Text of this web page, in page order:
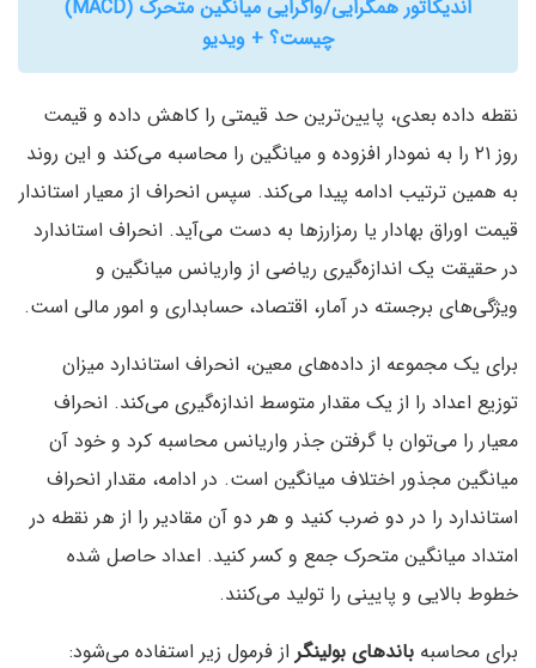
اندیکاتور همگرایی/واگرایی میانگین متحرک (MACD)
چیست؟ + ویدیو
نقطه داده بعدی‌، پایین‌ترین حد قیمتی را کاهش داده و قیمت
روز ۲۱ را به نمودار افزوده و میانگین را محاسبه می‌کند و این روند
به همین ترتیب ادامه پیدا می‌کند. سپس انحراف از معیار استاندار
قیمت اوراق بهادار یا رمزارزها به دست می‌آید. انحراف استاندارد
در حقیقت یک اندازه‌گیری ریاضی از واریانس میانگین و
ویژگی‌های برجسته در آمار‌، اقتصاد‌، حسابداری و امور مالی است.
برای یک مجموعه از داده‌های معین‌، انحراف استاندارد میزان
توزیع اعداد را از یک مقدار متوسط اندازه‌گیری می‌کند. انحراف
معیار را می‌توان با گرفتن جذر واریانس محاسبه کرد و خود آن
میانگین مجذور اختلاف میانگین است. در ادامه‌، مقدار انحراف
استاندارد را در دو ضرب کنید و هر دو آن مقادیر را از هر نقطه در
امتداد میانگین متحرک جمع و کسر کنید. اعداد حاصل شده
خطوط بالایی و پایینی را تولید می‌کنند.
برای محاسبه باندهای بولینگر از فرمول زیر استفاده می‌شود: